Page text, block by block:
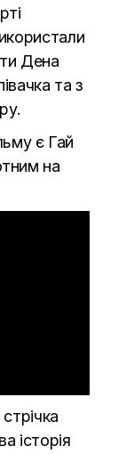
Дена
та з
є Гай
на
історія